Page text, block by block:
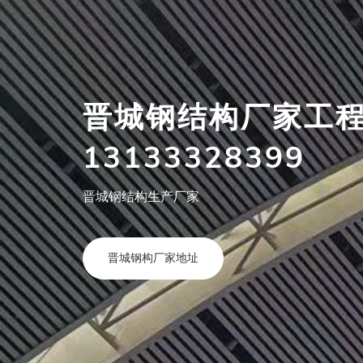
晋城钢结构厂家工
13133328399
晋城钢结构生产厂家
晋城钢构厂家地址